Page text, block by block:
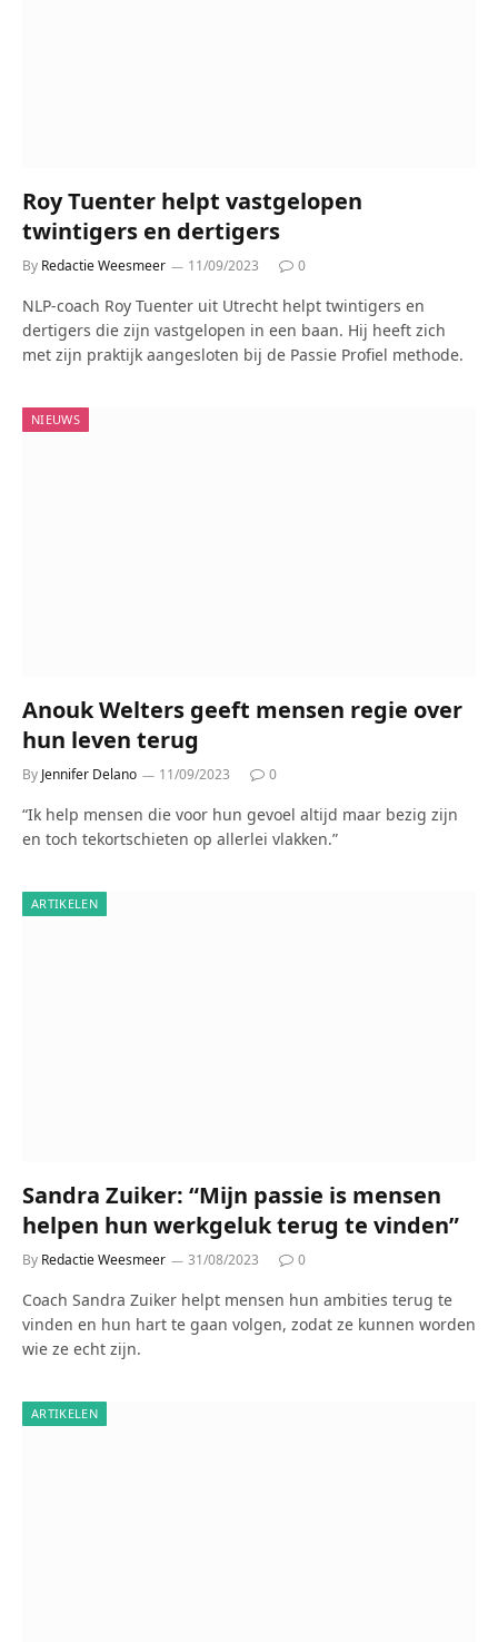
Roy Tuenter helpt vastgelopen
twintigers en dertigers
By Redactie Weesmeer 11/09/2023 0
NLP-coach Roy Tuenter uit Utrecht helpt twintigers en
dertigers die zijn vastgelopen in een baan. Hij heeft zich
met zijn praktijk aangesloten bij de Passie Profiel methode.
NIEUWS
Anouk Welters geeft mensen regie over
hun leven terug
By Jennifer Delano 11/09/2023 0
“Ik help mensen die voor hun gevoel altijd maar bezig zijn
en toch tekortschieten op allerlei vlakken.”
ARTIKELEN
Sandra Zuiker: “Mijn passie is mensen
helpen hun werkgeluk terug te vinden”
By Redactie Weesmeer 31/08/2023 0
Coach Sandra Zuiker helpt mensen hun ambities terug te
vinden en hun hart te gaan volgen, zodat ze kunnen worden
wie ze echt zijn.
ARTIKELEN